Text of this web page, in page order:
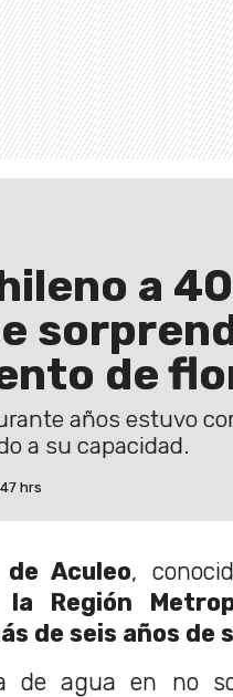
a
de
años estuvo
a su capacidad.
hrs
Aculeo,
Región
de seis años de
de agua en no